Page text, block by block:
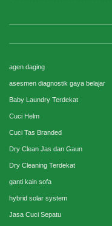
agen daging
asesmen diagnostik gaya belajar
Baby Laundry Terdekat
Cuci Helm
Cuci Tas Branded
Dry Clean Jas dan Gaun
Dry Cleaning Terdekat
ganti kain sofa
hybrid solar system
Jasa Cuci Sepatu